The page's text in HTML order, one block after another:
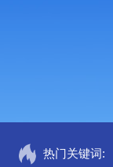
热门关键词: